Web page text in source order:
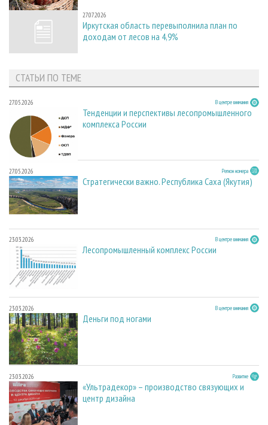
27.07.2026
27.07.2026
Иркутская область перевыполнила план по
доходам от лесов на 4,9%
СТАТЬИ ПО ТЕМЕ
27.05.2026 В центре внимания
Тенденции и перспективы лесопромышленного
комплекса России
27.05.2026 Регион номера
Стратегически важно. Республика Саха (Якутия)
23.03.2026 В центре внимания
Лесопромышленный комплекс России
23.03.2026 В центре внимания
Деньги под ногами
23.03.2026 Развитие
«Ультрадекор» – производство связующих и
центр дизайна